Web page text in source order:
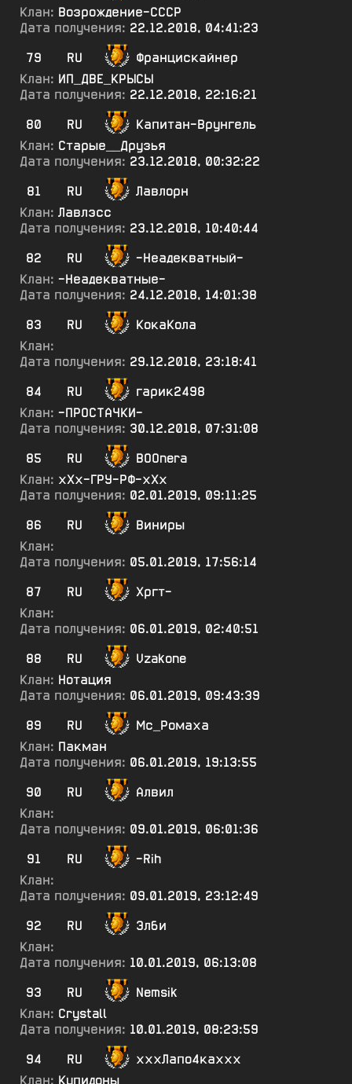
Клан: Возрождение-СССР
Дата получения: 22.12.2018, 04:41:23
79
RU
Францискайнер
Клан: ИП_ДВЕ_КРЫСЫ
Дата получения: 22.12.2018, 22:16:21
80
RU
Капитан-Врунгель
Клан: Старые__Друзья
Дата получения: 23.12.2018, 00:32:22
81
RU
Лавлорн
Клан: Лавлэсс
Дата получения: 23.12.2018, 10:40:44
82
RU
-Неадекватный-
Клан: -Неадекватные-
Дата получения: 24.12.2018, 14:01:38
83
RU
КокаКола
Клан:
Дата получения: 29.12.2018, 23:18:41
84
RU
гарик2498
Клан: -ПРОСТАЧКИ-
Дата получения: 30.12.2018, 07:31:08
85
RU
BOOnera
Клан: хХх-ГРУ-РФ-хХх
Дата получения: 02.01.2019, 09:11:25
86
RU
Виниры
Клан:
Дата получения: 05.01.2019, 17:56:14
87
RU
Хргт-
Клан:
Дата получения: 06.01.2019, 02:40:51
88
RU
Vzakone
Клан: Нотация
Дата получения: 06.01.2019, 09:43:39
89
RU
Мс_Ромаха
Клан: Пакман
Дата получения: 06.01.2019, 19:13:55
90
RU
Алвил
Клан:
Дата получения: 09.01.2019, 06:01:36
91
RU
-Rih
Клан:
Дата получения: 09.01.2019, 23:12:49
92
RU
Элби
Клан:
Дата получения: 10.01.2019, 06:13:08
93
RU
Nemsik
Клан: Crystall
Дата получения: 10.01.2019, 08:23:59
94
RU
хххЛапо4каххх
Клан: Купидоны